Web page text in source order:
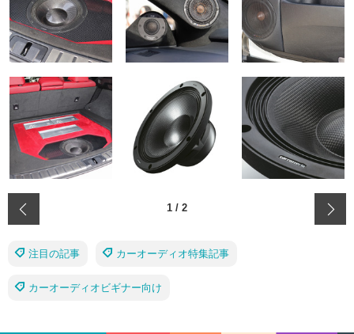
1 / 2
注目の記事 カーオーディオ特集記事
カーオーディオビギナー向け